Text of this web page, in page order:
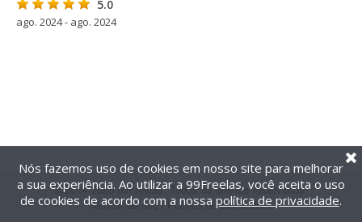
5.0
ago. 2024 - ago. 2024
@2014-2026 99Freelas. Todos os direitos reservados.
Termos de uso| Política de privacidade
Nós fazemos uso de cookies em nosso site para melhorar
a sua experiência. Ao utilizar a 99Freelas, você aceita o uso
de cookies de acordo com a nossa política de privacidade.